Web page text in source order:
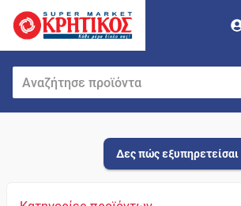
Δες πώς εξυπηρετείσαι